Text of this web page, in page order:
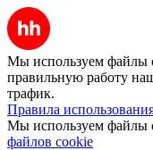
Мы используем файлы
правильную работу
трафик.
Правила
Мы используем файлы
файлов cookie